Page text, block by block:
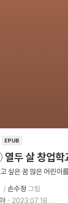
EPUB
열두 살 창업학
싶은 꿈 많은 어린이
손수정 그림
2023.07.18.